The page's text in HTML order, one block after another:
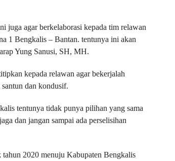
juga agar berkelaborasi kepada tim relawan
1 Bengkalis – Bantan. tentunya ini akan
Yung Sanusi, SH, MH.
kepada relawan agar bekerjalah
dan kondusif.
tentunya tidak punya pilihan yang sama
dan jangan sampai ada perselisihan
tahun 2020 menuju Kabupaten Bengkalis